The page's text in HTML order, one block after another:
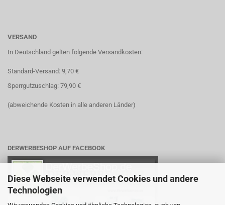
Diese Webseite verwendet Cookies und andere
Technologien
VERSAND
In Deutschland gelten folgende Versandkosten:
Standard-Versand: 9,70 €
Sperrgutzuschlag: 79,90 €
(abweichende Kosten in alle anderen Länder)
DERWERBESHOP AUF FACEBOOK